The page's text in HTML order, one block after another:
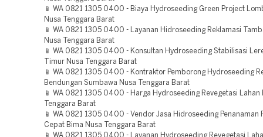
📱 WA 0821 1305 0400 - Biaya Hydroseeding Green Project
Nusa Tenggara Barat
📱 WA 0821 1305 0400 - Layanan Hidroseeding Reklamasi
Nusa Tenggara Barat
📱 WA 0821 1305 0400 - Konsultan Hydroseeding Stabilisasi
Timur Nusa Tenggara Barat
📱 WA 0821 1305 0400 - Kontraktor Pemborong Hydroseeding
Bendungan Sumbawa Nusa Tenggara Barat
📱 WA 0821 1305 0400 - Harga Hydroseeding Revegetasi Lahan
Tenggara Barat
📱 WA 0821 1305 0400 - Vendor Jasa Hidroseeding Penanaman
Cepat Bima Nusa Tenggara Barat
📱 WA 0821 1305 0400 - Layanan Hydroseeding Revegetasi